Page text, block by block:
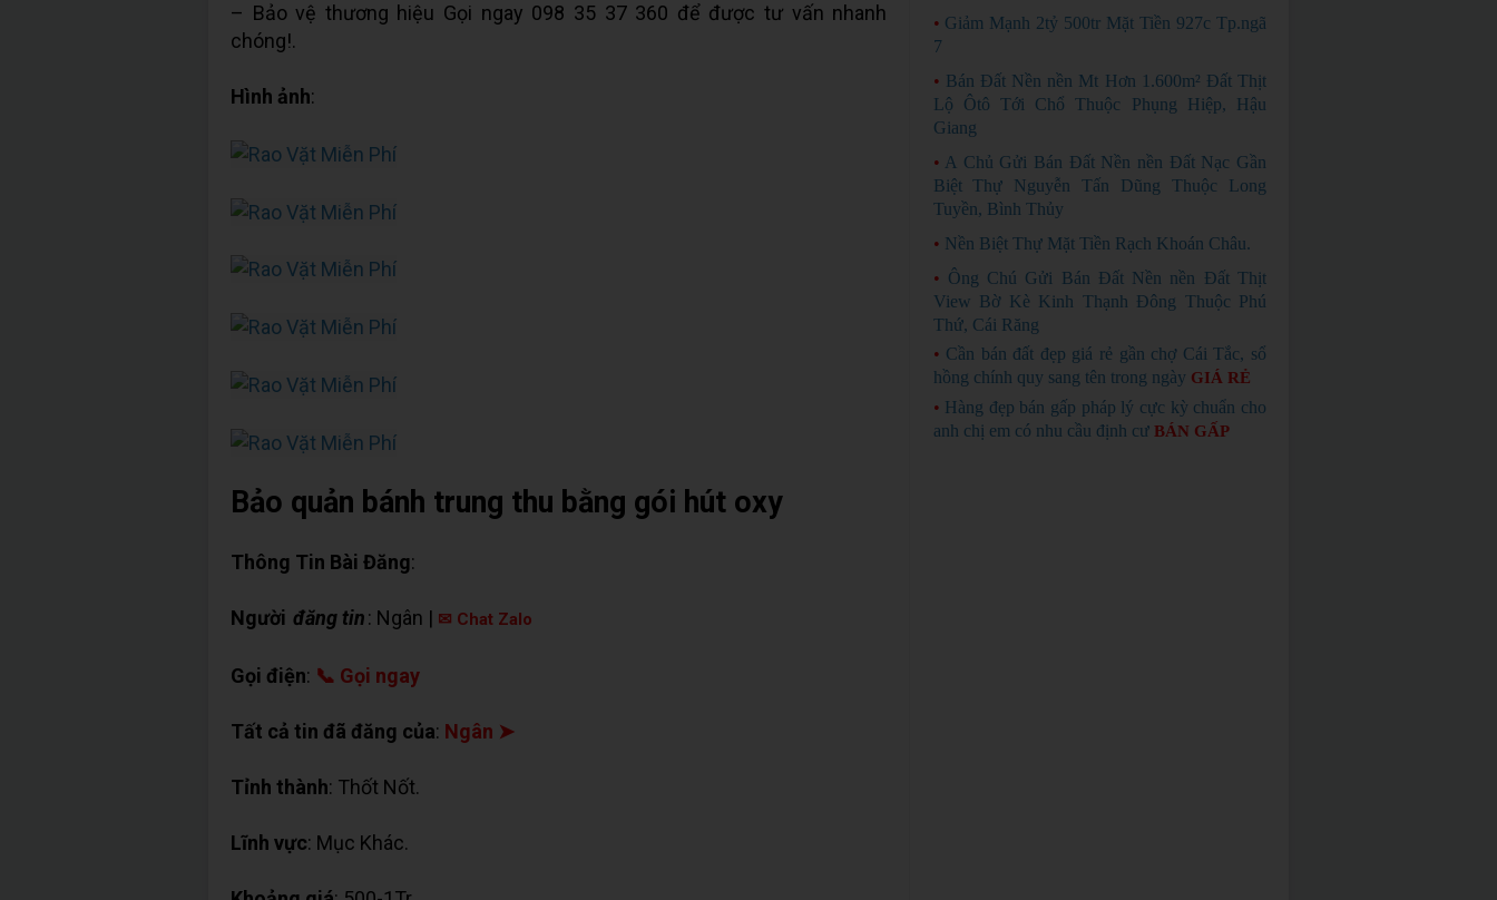
– Bảo vệ thương hiệu Gọi ngay 098 35 37 360 để được tư vấn nhanh
chóng!.
Hình ảnh:
Bảo quản bánh trung thu bằng gói hút oxy
Thông Tin Bài Đăng:
Người đăng tin: Ngân | ✉ Chat Zalo
Gọi điện: 📞 Gọi ngay
Tất cả tin đã đăng của: Ngân ➤
Tỉnh thành: Thốt Nốt.
Lĩnh vực: Mục Khác.
• Giảm Mạnh 2tỷ 500tr Mặt Tiền 927c Tp.ngã
7
• Bán Đất Nền nền Mt Hơn 1.600m² Đất Thịt
Lộ Ôtô Tới Chổ Thuộc Phụng Hiệp, Hậu
Giang
• A Chủ Gửi Bán Đất Nền nền Đất Nạc Gần
Biệt Thự Nguyễn Tấn Dũng Thuộc Long
Tuyền, Bình Thủy
• Nền Biệt Thự Mặt Tiền Rạch Khoán Châu.
• Ông Chú Gửi Bán Đất Nền nền Đất Thịt
View Bờ Kè Kinh Thạnh Đông Thuộc Phú
Thứ, Cái Răng
• Cần bán đất đẹp giá rẻ gần chợ Cái Tắc, sổ
hồng chính quy sang tên trong ngày GIÁ RẺ
• Hàng đẹp bán gấp pháp lý cực kỳ chuẩn cho
anh chị em có nhu cầu định cư BÁN GẤP